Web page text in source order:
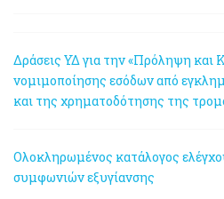
Δράσεις ΥΔ για την «Πρόληψη και
νομιμοποίησης εσόδων από
και της χρηματοδότησης της
Ολοκληρωμένος κατάλογος
συμφωνιών εξυγίανσης